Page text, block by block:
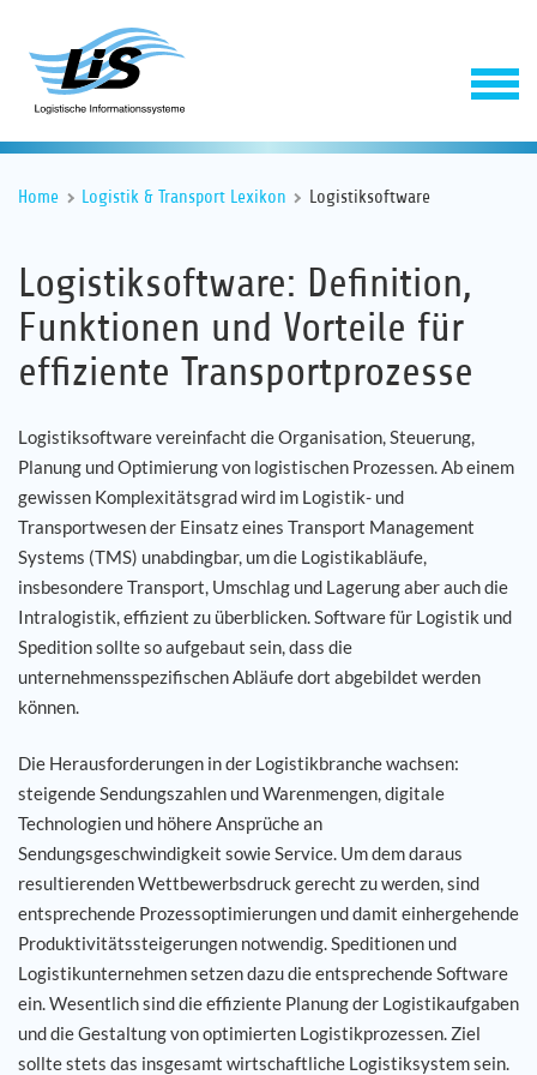
Service
Unternehmen
Karriere
Referenzen
News
Kontakt
Home Logistik & Transport Lexikon Logistiksoftware
Logistiksoftware: Definition,
Funktionen und Vorteile für
effiziente Transportprozesse
Logistiksoftware vereinfacht die Organisation, Steuerung,
Planung und Optimierung von logistischen Prozessen. Ab einem
gewissen Komplexitätsgrad wird im Logistik- und
Transportwesen der Einsatz eines Transport Management
Systems (TMS) unabdingbar, um die Logistikabläufe,
insbesondere Transport, Umschlag und Lagerung aber auch die
Intralogistik, effizient zu überblicken. Software für Logistik und
Spedition sollte so aufgebaut sein, dass die
unternehmensspezifischen Abläufe dort abgebildet werden
können.
Die Herausforderungen in der Logistikbranche wachsen:
steigende Sendungszahlen und Warenmengen, digitale
Technologien und höhere Ansprüche an
Sendungsgeschwindigkeit sowie Service. Um dem daraus
resultierenden Wettbewerbsdruck gerecht zu werden, sind
entsprechende Prozessoptimierungen und damit einhergehende
Produktivitätssteigerungen notwendig. Speditionen und
Logistikunternehmen setzen dazu die entsprechende Software
ein. Wesentlich sind die effiziente Planung der Logistikaufgaben
und die Gestaltung von optimierten Logistikprozessen. Ziel
sollte stets das insgesamt wirtschaftliche Logistiksystem sein.